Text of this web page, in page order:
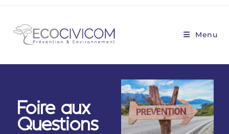
Menu
Foire aux
Questions